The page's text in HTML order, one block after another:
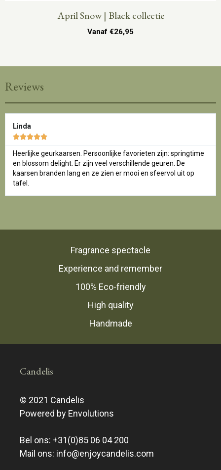
April Snow | Black collectie
Vanaf €26,95
Reviews
Linda

Heerlijke geurkaarsen. Persoonlijke favorieten zijn: springtime
en blossom delight. Er zijn veel verschillende geuren. De
kaarsen branden lang en ze zien er mooi en sfeervol uit op
tafel.
Fragrance spectacle
Experience and remember
100% Eco-friendly
High quality
Handmade
Candelis
© 2021 Candelis
Powered by Envolutions
Bel ons: +31(0)85 06 04 200
Mail ons: info@enjoycandelis.com